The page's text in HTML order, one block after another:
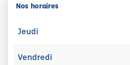
Nos horaires
Jeudi
Vendredi